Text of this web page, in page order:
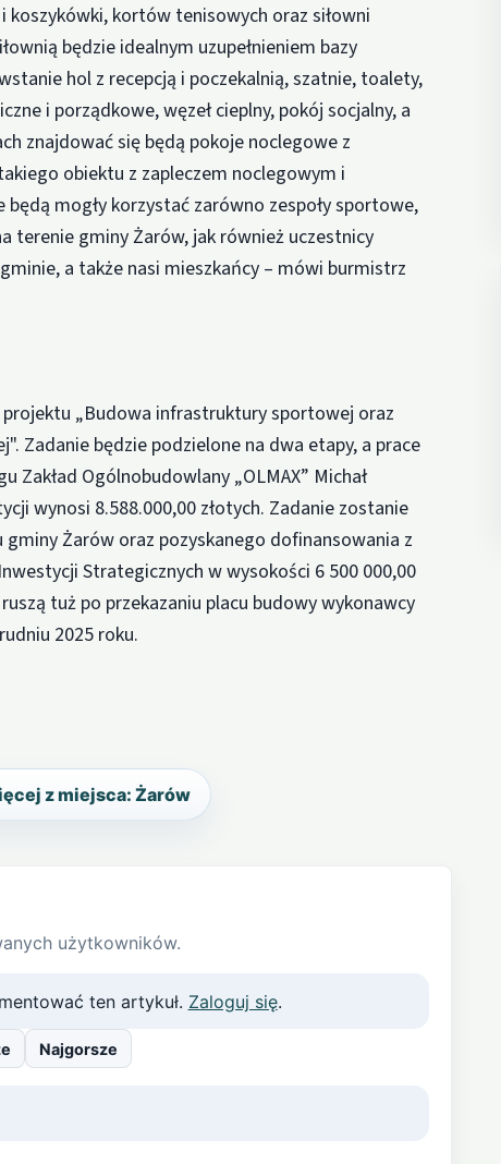
koszykówki, kortów tenisowych oraz siłowni
będzie idealnym uzupełnieniem bazy
hol z recepcją i poczekalnią, szatnie, toalety,
i porządkowe, węzeł cieplny, pokój socjalny, a
znajdować się będą pokoje noclegowe z
obiektu z zapleczem noclegowym i
mogły korzystać zarówno zespoły sportowe,
gminy Żarów, jak również uczestnicy
a także nasi mieszkańcy – mówi burmistrz
„Budowa infrastruktury sportowej oraz
Zadanie będzie podzielone na dwa etapy, a prace
Ogólnobudowlany „OLMAX” Michał
wynosi 8.588.000,00 złotych. Zadanie zostanie
Żarów oraz pozyskanego dofinansowania z
Strategicznych w wysokości 6 500 000,00
tuż po przekazaniu placu budowy wykonawcy
2025 roku.
z miejsca: Żarów
użytkowników.
ten artykuł. Zaloguj się.
Najgorsze